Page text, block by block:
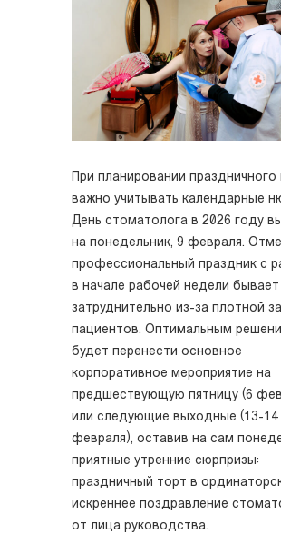
При планировании праздничного
важно учитывать календарные
День стоматолога в 2026 году
на понедельник, 9 февраля.
профессиональный праздник с
в начале рабочей недели бывает
затруднительно из-за плотной
пациентов. Оптимальным
будет перенести основное
корпоративное мероприятие на
предшествующую пятницу (6
или следующие выходные (13-14
февраля), оставив на сам
приятные утренние сюрпризы:
праздничный торт в
искреннее поздравление
от лица руководства.